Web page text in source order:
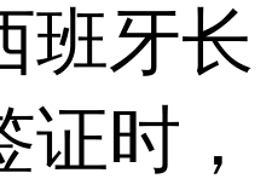
班牙长
时，